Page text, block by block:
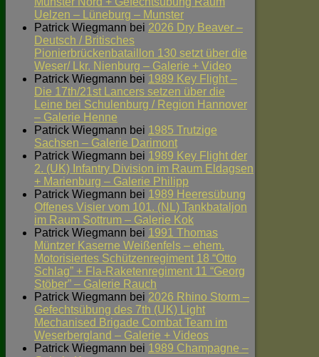
Uelzen – Lüneburg – Munster
Patrick Wiegmann bei 2026 Dry Beaver –
Deutsch / Britisches
Pionierbrückenbataillon 130 setzt über die
Weser/ Lkr. Nienburg – Galerie + Video
Patrick Wiegmann bei 1989 Key Flight –
Die 17th/21st Lancers setzen über die
Leine bei Schulenburg / Region Hannover
– Galerie Henne
Patrick Wiegmann bei 1985 Trutzige
Sachsen – Galerie Darimont
Patrick Wiegmann bei 1989 Key Flight der
2. (UK) Infantry Division im Raum Eldagsen
+ Marienburg – Galerie Philipp
Patrick Wiegmann bei 1989 Heeresübung
Offenes Visier vom 101. (NL) Tankbataljon
im Raum Sottrum – Galerie Kok
Patrick Wiegmann bei 1991 Thomas
Müntzer Kaserne Weißenfels – ehem.
Motorisiertes Schützenregiment 18 “Otto
Schlag” + Fla-Raketenregiment 11 “Georg
Stöber” – Galerie Rauch
Patrick Wiegmann bei 2026 Rhino Storm –
Gefechtsübung des 7th (UK) Light
Mechanised Brigade Combat Team im
Weserbergland – Galerie + Videos
Patrick Wiegmann bei 1989 Champagne –